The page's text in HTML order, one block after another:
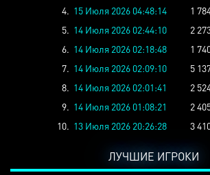
4. 15 Июля 2026 04:48:14
1
5. 14 Июля 2026 02:44:10
2
6. 14 Июля 2026 02:18:48
1
7. 14 Июля 2026 02:09:10
5
8. 14 Июля 2026 02:01:41
2
9. 14 Июля 2026 01:08:21
2
10. 13 Июля 2026 20:26:28 3
ЛУЧШИЕ ИГРОКИ